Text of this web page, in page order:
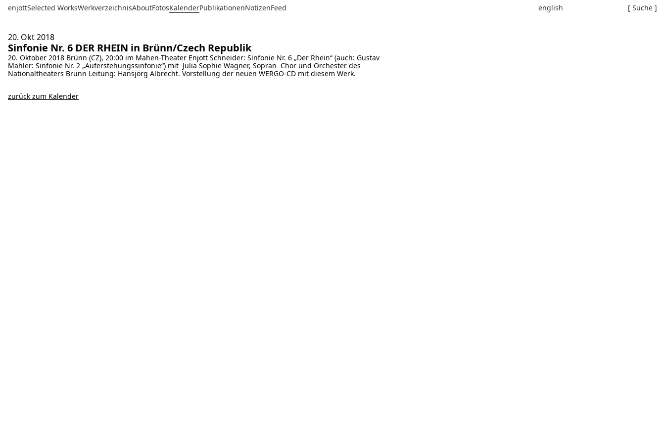
enjottSelected WorksWerkverzeichnisAboutFotosKalenderPublikationenNotizenFeed english [ Suche ]
20. Okt2018
Sinfonie Nr. 6 DER RHEIN in Brünn/Czech Republik
20. Oktober 2018 Brünn (CZ), 20:00 im Mahen-Theater Enjott Schneider: Sinfonie Nr. 6 „Der Rhein“ (auch: Gustav
Mahler: Sinfonie Nr. 2 „Auferstehungssinfonie“) mit Julia Sophie Wagner, Sopran Chor und Orchester des
Nationaltheaters Brünn Leitung: Hansjörg Albrecht. Vorstellung der neuen WERGO-CD mit diesem Werk.
zurück zum Kalender